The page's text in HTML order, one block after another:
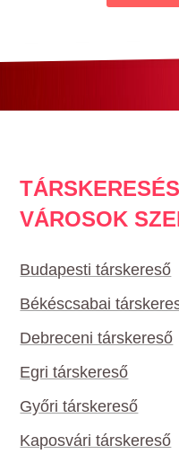
VÁROSOK
Budapesti társkereső
Békéscsabai
Debreceni társkereső
Egri társkereső
Győri társkereső
Kaposvári társkereső